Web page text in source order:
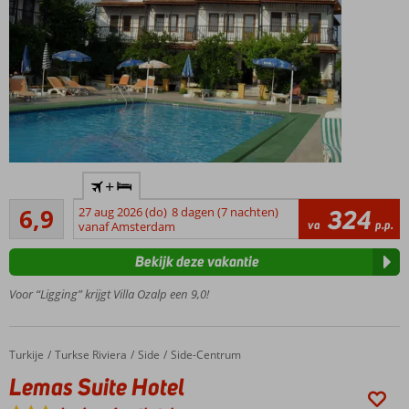
Toplocatie
vlakbij het
centrum
en de
haven
vertoeven
bij 1 van de
zwembaden
kamerappartementen
Relaxte
sfeer
6,9Ruim voldoende
33
beoordelingen
+
27 aug 2026 (do) 8 dagen (7 nachten)
vanaf Amsterdam
va 324 p.p.
Voor “Ligging” krijgt Villa Ozalp een 9,0!
Bekijk deze vakantie
Home
Turkije Turkse Riviera Side Side-Centrum
Lemas Suite Hotel
Lemas Suite Hotel